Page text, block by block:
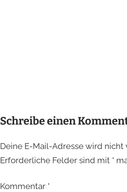
Schreibe einen
Deine E-Mail-Adresse wird nicht
Erforderliche Felder sind mit *
Kommentar *